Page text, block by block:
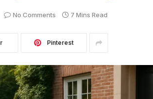
No Comments 7 Mins Read
Pinterest